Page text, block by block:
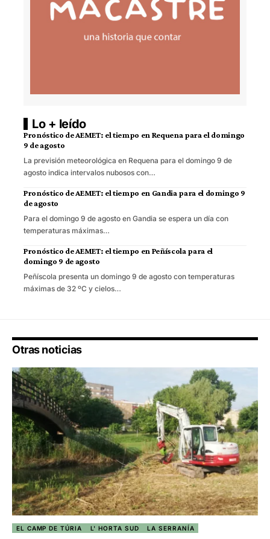
Lo + leído
Pronóstico de AEMET: el tiempo en Requena para el domingo
9 de agosto
La previsión meteorológica en Requena para el domingo 9 de
agosto indica intervalos nubosos con…
Pronóstico de AEMET: el tiempo en Gandia para el domingo 9
de agosto
Para el domingo 9 de agosto en Gandia se espera un día con
temperaturas máximas…
Pronóstico de AEMET: el tiempo en Peñíscola para el
domingo 9 de agosto
Peñíscola presenta un domingo 9 de agosto con temperaturas
máximas de 32 ºC y cielos…
Otras noticias
EL CAMP DE TÚRIA L' HORTA SUD LA SERRANÍA